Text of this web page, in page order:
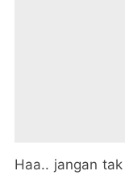
Haa.. jangan